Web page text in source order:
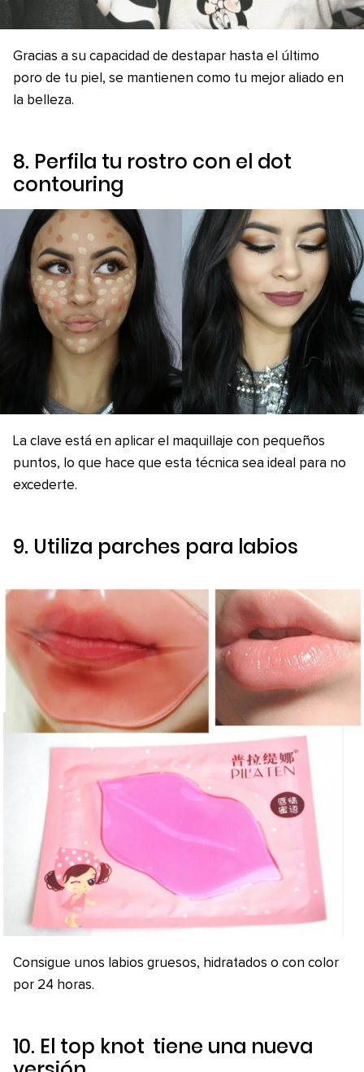
Gracias a su capacidad de destapar hasta el último
poro de tu piel, se mantienen como tu mejor aliado en
la belleza.
8. Perfila tu rostro con el dot
contouring
La clave está en aplicar el maquillaje con pequeños
puntos, lo que hace que esta técnica sea ideal para no
excederte.
9. Utiliza parches para labios
Consigue unos labios gruesos, hidratados o con color
por 24 horas.
10. El top knot tiene una nueva